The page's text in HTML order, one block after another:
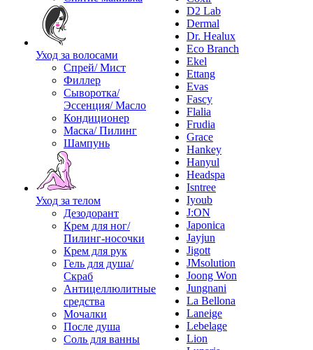
Уход за волосами
Спрей/ Мист
Филлер
Сыворотка/
Эссенция/ Масло
Кондиционер
Маска/ Пилинг
Шампунь
Уход за телом
Дезодорант
Крем для ног/
Пилинг-носочки
Крем для рук
Гель для душа/
Скраб
Антицеллюлитные
средства
Мочалки
После душа
Соль для ванны
D2 Lab
Dermal
Dr. Healux
Eco Branch
Ekel
Ettang
Evas
Fascy
Flalia
Frudia
Grace
Hankey
Hanyul
Headspa
Isntree
Iyoub
J:ON
Japonica
Jayjun
Jigott
JMsolution
Joong Won
Jungnani
La Bellona
Laneige
Lebelage
Lion